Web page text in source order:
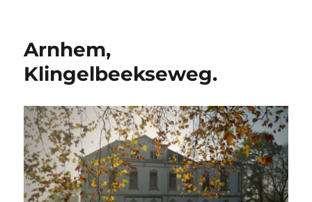
Arnhem,
Klingelbeekseweg.